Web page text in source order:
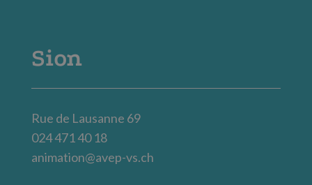
Sion
Rue de Lausanne 69
024 471 40 18
animation@avep-vs.ch